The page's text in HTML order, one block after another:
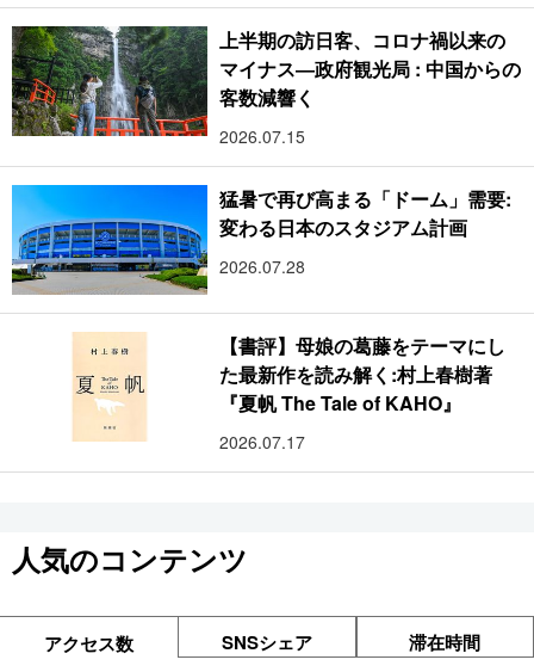
上半期の訪日客、コロナ禍以来の
マイナス―政府観光局 : 中国からの
客数減響く
2026.07.15
猛暑で再び高まる「ドーム」需要:
変わる日本のスタジアム計画
2026.07.28
【書評】母娘の葛藤をテーマにし
た最新作を読み解く:村上春樹著
『夏帆 The Tale of KAHO』
2026.07.17
人気のコンテンツ
アクセス数 SNSシェア 滞在時間